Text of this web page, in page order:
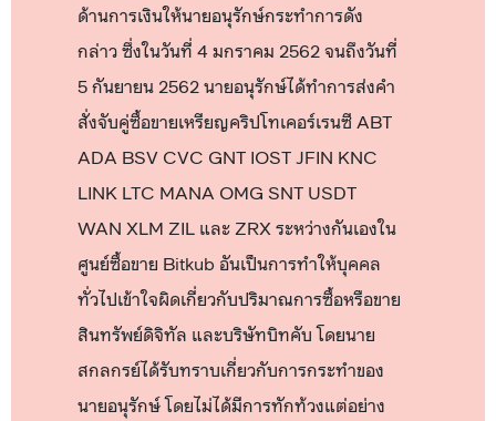
ด้านการเงินให้นายอนุรักษ์กระทำการดัง
กล่าว ซึ่งในวันที่ 4 มกราคม 2562 จนถึงวันที่
5 กันยายน 2562 นายอนุรักษ์ได้ทำการส่งคำ
สั่งจับคู่ซื้อขายเหรียญคริปโทเคอร์เรนซี ABT
ADA BSV CVC GNT IOST JFIN KNC
LINK LTC MANA OMG SNT USDT
WAN XLM ZIL และ ZRX ระหว่างกันเองใน
ศูนย์ซื้อขาย Bitkub อันเป็นการทำให้บุคคล
ทั่วไปเข้าใจผิดเกี่ยวกับปริมาณการซื้อหรือขาย
สินทรัพย์ดิจิทัล และบริษัทบิทคับ โดยนาย
สกลกรย์ได้รับทราบเกี่ยวกับการกระทำของ
นายอนุรักษ์ โดยไม่ได้มีการทักท้วงแต่อย่าง